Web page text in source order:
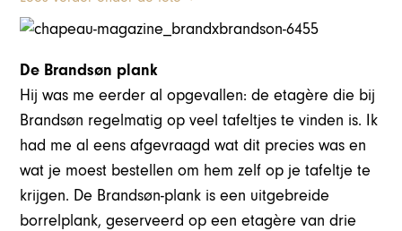
De Brandsøn plank
Hij was me eerder al opgevallen: de etagère die bij
Brandsøn regelmatig op veel tafeltjes te vinden is. Ik
had me al eens afgevraagd wat dit precies was en
wat je moest bestellen om hem zelf op je tafeltje te
krijgen. De Brandsøn-plank is een uitgebreide
borrelplank, geserveerd op een etagère van drie